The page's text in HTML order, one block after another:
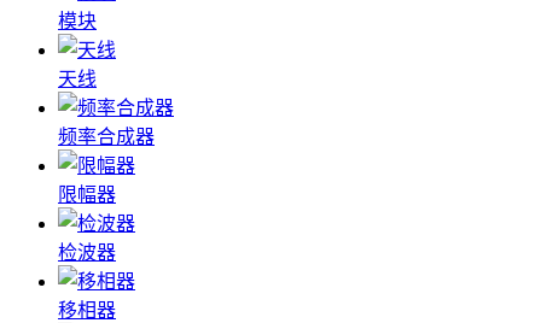
模块
天线
频率合成器
限幅器
检波器
移相器